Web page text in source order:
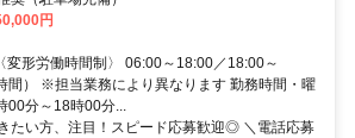
円
変形労働時間制〉 06:00～18:00／18:00～
間） ※担当業務により異なります 勤務時間・曜
00分～18時00分...
たい方、注目！スピード応募歓迎◎ ＼電話応募